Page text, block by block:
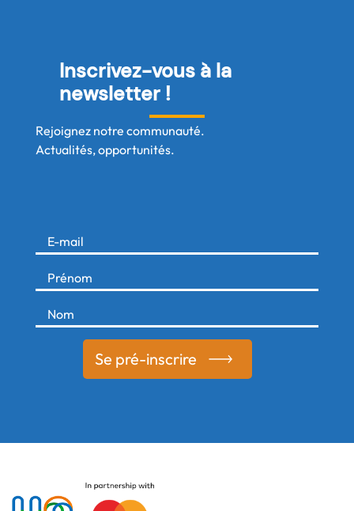
Inscrivez-vous à la
newsletter !
Rejoignez notre communauté.
Actualités, opportunités.
Se pré-inscrire